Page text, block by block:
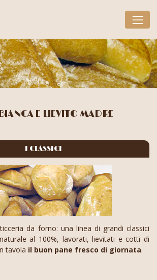
E LIEVITO MADRE
I CLASSICI
da forno: una linea di grandi classici
al 100%, lavorati, lievitati e cotti di
tavola il buon pane fresco di giornata.